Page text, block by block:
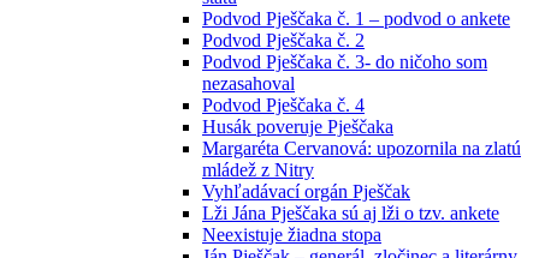
Podvod Pješčaka č. 1 – podvod o ankete
Podvod Pješčaka č. 2
Podvod Pješčaka č. 3- do ničoho som
nezasahoval
Podvod Pješčaka č. 4
Husák poveruje Pješčaka
Margaréta Cervanová: upozornila na zlatú
mládež z Nitry
Vyhľadávací orgán Pješčak
Lži Jána Pješčaka sú aj lži o tzv. ankete
Neexistuje žiadna stopa